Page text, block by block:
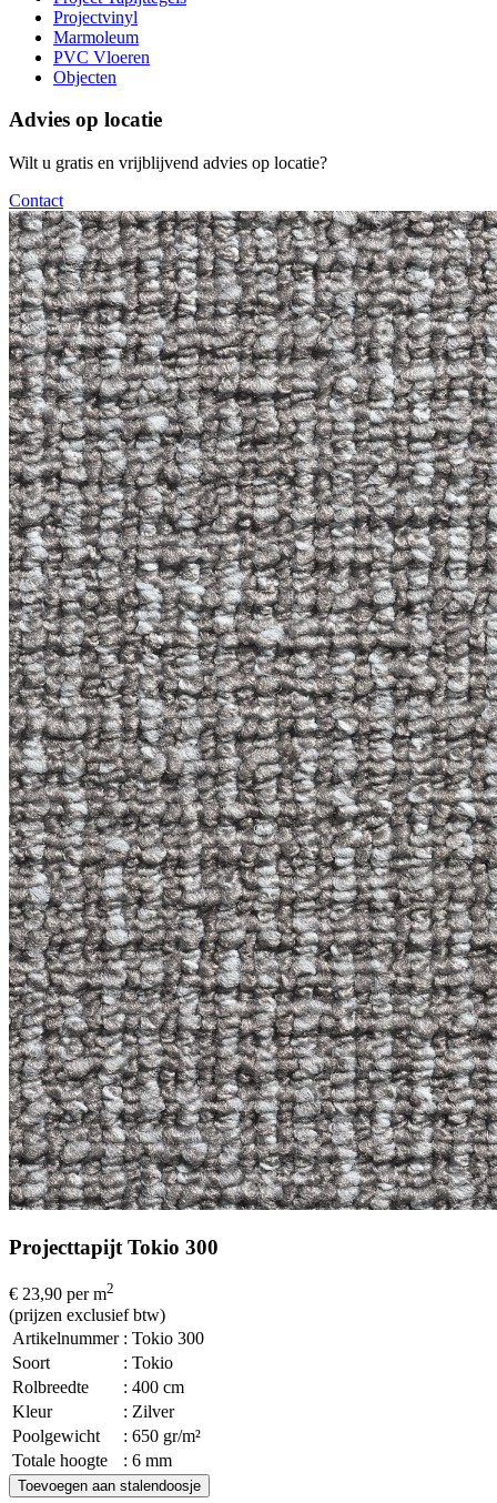
Projectvinyl
Marmoleum
PVC Vloeren
Objecten
Advies op locatie
Wilt u gratis en vrijblijvend advies op locatie?
Contact
Projecttapijt Tokio 300
€ 23,90 per m2
(prijzen exclusief btw)
Artikelnummer : Tokio 300
Soort
: Tokio
Rolbreedte
: 400 cm
Kleur
: Zilver
Poolgewicht
: 650 gr/m²
Totale hoogte
: 6 mm
Toevoegen aan stalendoosje